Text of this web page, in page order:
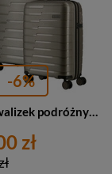
-6%
zł